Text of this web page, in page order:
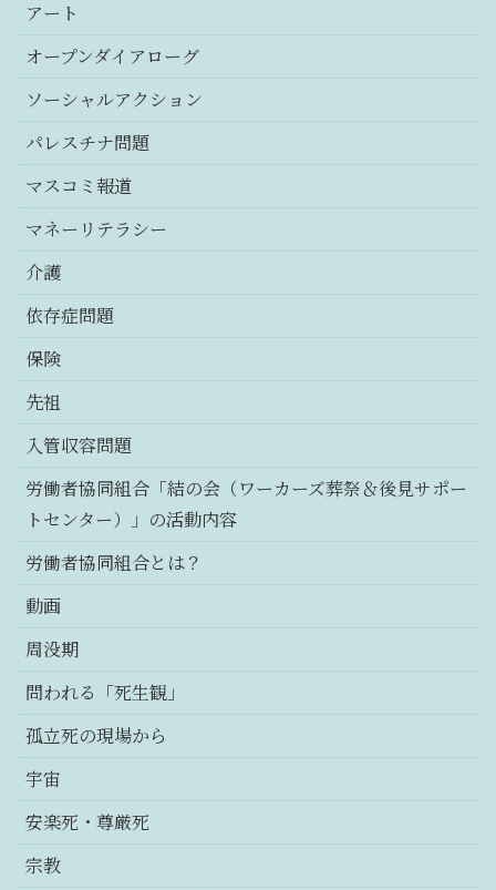
アート
オープンダイアローグ
ソーシャルアクション
パレスチナ問題
マスコミ報道
マネーリテラシー
介護
依存症問題
保険
先祖
入管収容問題
労働者協同組合「結の会（ワーカーズ葬祭＆後見サポー
トセンター）」の活動内容
労働者協同組合とは？
動画
周没期
問われる「死生観」
孤立死の現場から
宇宙
安楽死・尊厳死
宗教